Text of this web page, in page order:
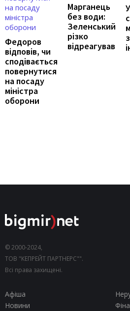
Федоров
відповів, чи
сподівається
повернутися
на посаду
міністра
оборони
Марганець
без води:
Зеленський
різко
відреагував
© 2000-2024,
ТОВ "КЕПРЕЙТ ПАРТНЕРС"".
Всі права захищені.
Афіша
Новини